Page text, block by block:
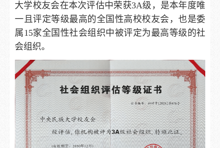
大学校友会在本次评估中荣获3A级，是本年度唯
一且评定等级最高的全国性高校校友会，也是委
属15家全国性社会组织中被评定为最高等级的社
会组织。